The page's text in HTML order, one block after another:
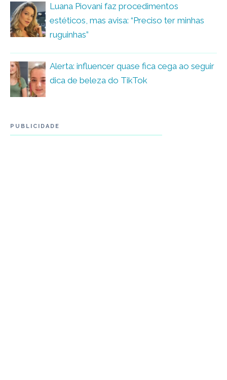
Luana Piovani faz procedimentos
estéticos, mas avisa: “Preciso ter minhas
ruguinhas”
Alerta: influencer quase fica cega ao seguir
dica de beleza do TikTok
PUBLICIDADE